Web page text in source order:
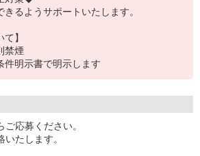
るようサポートいたします。
】
禁煙
明示書で明示します
ご応募ください。
たします。